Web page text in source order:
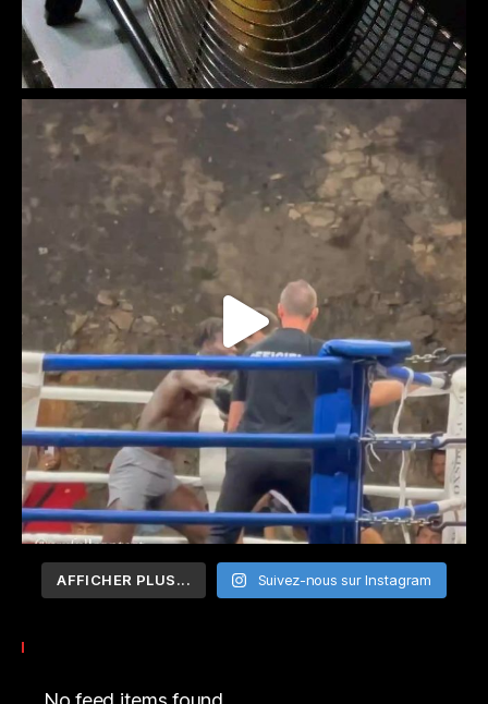
AFFICHER PLUS... Suivez-nous sur Instagram